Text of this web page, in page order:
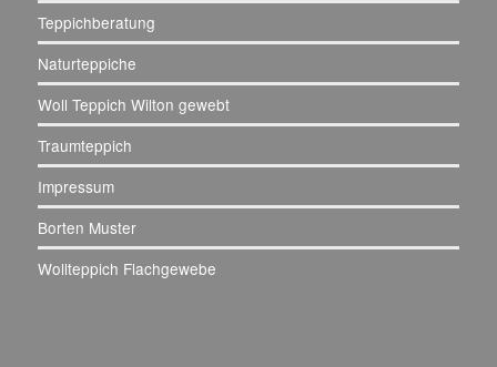
Teppichberatung
Naturteppiche
Woll Teppich Wilton gewebt
Traumteppich
Impressum
Borten Muster
Wollteppich Flachgewebe